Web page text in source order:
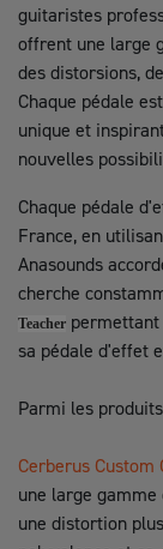
guitaristes
offrent une large
des distorsions,
Chaque pédale
unique et
nouvelles
Chaque pédale
France, en
Anasounds
cherche
Teacher
sa pédale d'effet
Parmi les
Cerberus Custom
une large
une distortion